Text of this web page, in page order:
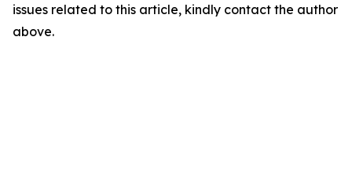
issues related to this article, kindly contact the author
above.